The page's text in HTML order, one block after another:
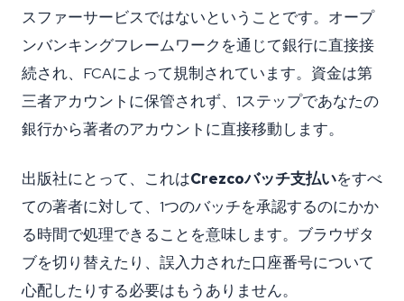
スファーサービスではないということです。オープ
ンバンキングフレームワークを通じて銀行に直接接
続され、FCAによって規制されています。資金は第
三者アカウントに保管されず、1ステップであなたの
銀行から著者のアカウントに直接移動します。
出版社にとって、これはCrezcoバッチ支払いをすべ
ての著者に対して、1つのバッチを承認するのにかか
る時間で処理できることを意味します。ブラウザタ
ブを切り替えたり、誤入力された口座番号について
心配したりする必要はもうありません。